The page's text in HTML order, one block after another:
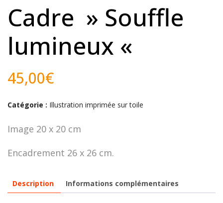
Cadre » Souffle
lumineux «
45,00€
Catégorie : Illustration imprimée sur toile
Image 20 x 20 cm
Encadrement 26 x 26 cm.
Description Informations complémentaires